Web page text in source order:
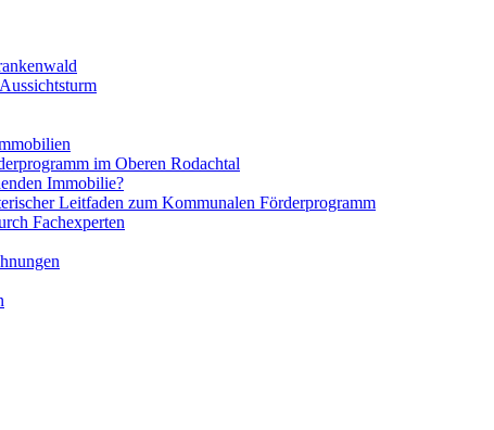
im Oberen Rodachtal
Immobilie?
Leitfaden zum Kommunalen Förderprogramm
Fachexperten